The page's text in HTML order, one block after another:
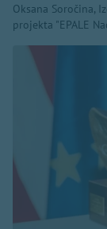
Oksana Soročina,
projekta "EPALE